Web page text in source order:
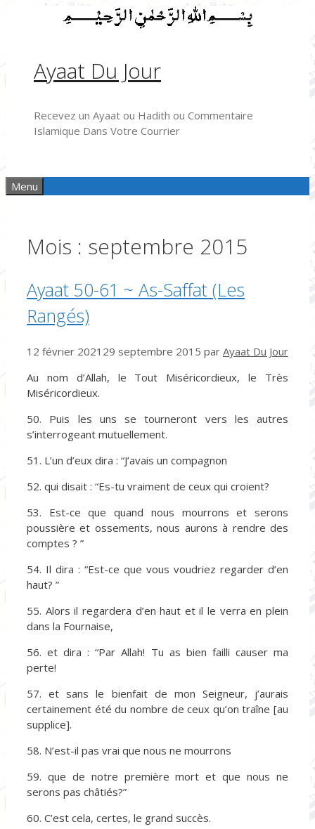
Ayaat Du Jour
Recevez un Ayaat ou Hadith ou Commentaire
Islamique Dans Votre Courrier
Menu
Mois : septembre 2015
Ayaat 50-61 ~ As-Saffat (Les
Rangés)
12 février 2021 29 septembre 2015 par Ayaat Du Jour
Au nom d’Allah, le Tout Miséricordieux, le Très
Miséricordieux.
50. Puis les uns se tourneront vers les autres
s’interrogeant mutuellement.
51. L’un d’eux dira : “J’avais un compagnon
52. qui disait : “Es-tu vraiment de ceux qui croient?
53. Est-ce que quand nous mourrons et serons
poussière et ossements, nous aurons à rendre des
comptes ? ”
54. Il dira : “Est-ce que vous voudriez regarder d’en
haut? ”
55. Alors il regardera d’en haut et il le verra en plein
dans la Fournaise,
56. et dira : “Par Allah! Tu as bien failli causer ma
perte!
57. et sans le bienfait de mon Seigneur, j’aurais
certainement été du nombre de ceux qu’on traîne [au
supplice].
58. N’est-il pas vrai que nous ne mourrons
59. que de notre première mort et que nous ne
serons pas châtiés?”
60. C’est cela, certes, le grand succès.